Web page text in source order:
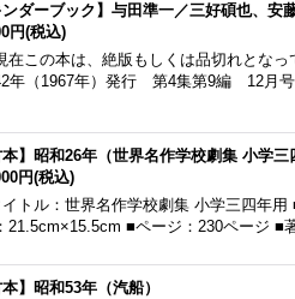
ンダーブック】与田準一／三好碩也、安
円(税込)
在この本は、絶版もしくは品切れとな
年（1967年）発行 第4集第9編 12月
本】昭和26年（世界名作学校劇集 小学三
円(税込)
トル：世界名作学校劇集 小学三四年
21.5cm×15.5cm ■ページ：230ページ
本】昭和53年（汽船）